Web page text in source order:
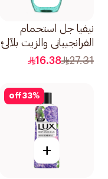
نيفيا جل استحمام
الفرانجيباني والزيت بلآلئ
الزيت المغذية برائحة
27.31
16.38
33%
off
+